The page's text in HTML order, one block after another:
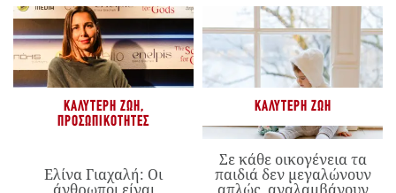
ΚΑΛΎΤΕΡΗ ΖΩΉ,
ΠΡΟΣΩΠΙΚΌΤΗΤΕΣ
Ελίνα Γιαχαλή: Οι
ΚΑΛΎΤΕΡΗ ΖΩΉ
Σε κάθε οικογένεια τα
παιδιά δεν μεγαλώνουν